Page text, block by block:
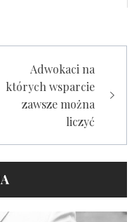
Adwokaci na
których wsparcie
zawsze można
liczyć